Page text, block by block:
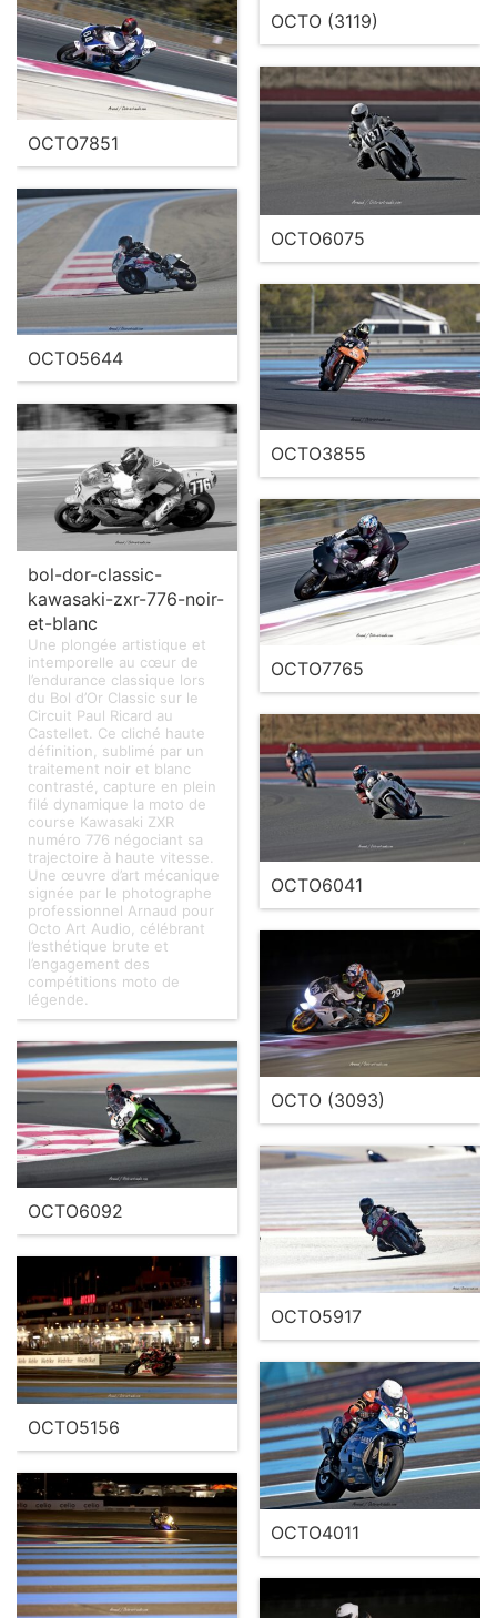
OCTO (3119)
OCTO7851
OCTO6075
OCTO5644
OCTO3855
bol-dor-classic-
kawasaki-zxr-776-noir-
et-blanc
Une plongée artistique et
intemporelle au cœur de
l’endurance classique lors
du Bol d’Or Classic sur le
Circuit Paul Ricard au
Castellet. Ce cliché haute
définition, sublimé par un
traitement noir et blanc
contrasté, capture en plein
filé dynamique la moto de
course Kawasaki ZXR
numéro 776 négociant sa
trajectoire à haute vitesse.
Une œuvre d’art mécanique
signée par le photographe
professionnel Arnaud pour
Octo Art Audio, célébrant
l’esthétique brute et
l’engagement des
compétitions moto de
légende.
OCTO7765
OCTO6041
OCTO (3093)
OCTO6092
OCTO5917
OCTO5156
OCTO4011